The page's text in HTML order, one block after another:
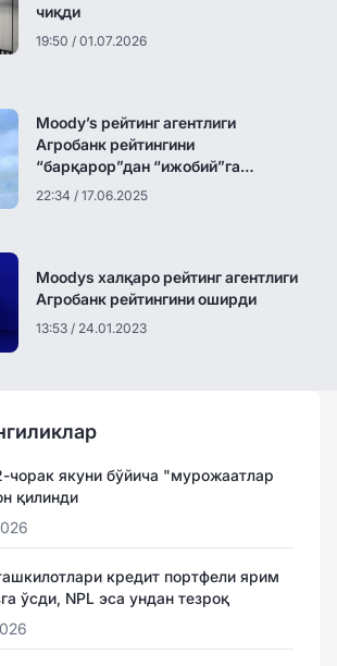
чиқди
19:50 / 01.07.2026
Moody’s рейтинг агентлиги
Агробанк рейтингини
“барқарор”дан “ижобий”га
ўзгартирди
22:34 / 17.06.2025
Moodys халқаро рейтинг агентлиги
Агробанк рейтингини оширди
13:53 / 24.01.2023
чорак якуни бўйича "мурожаатлар
қилинди
кредит портфели ярим
ўсди, NPL эса ундан тезроқ